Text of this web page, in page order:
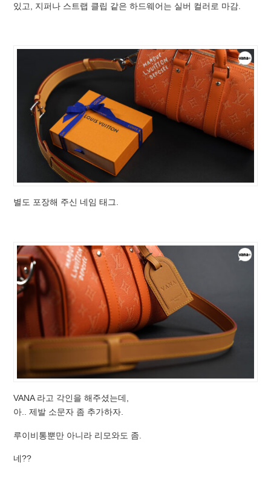
있고, 지퍼나 스트랩 클립 같은 하드웨어는 실버 컬러로 마감.
별도 포장해 주신 네임 태그.
VANA 라고 각인을 해주셨는데,
아.. 제발 소문자 좀 추가하자.
루이비통뿐만 아니라 리모와도 좀.
네??